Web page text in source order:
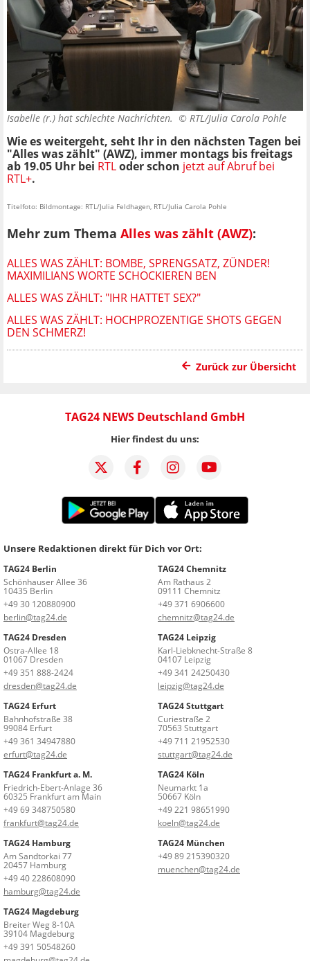
Isabelle (r.) hat schlechte Nachrichten. © RTL/Julia Carola Pohle
Wie es weitergeht, seht Ihr in den nächsten Tagen bei
"Alles was zählt" (AWZ), immer montags bis freitags
ab 19.05 Uhr bei RTLoder schon jetzt auf Abruf bei
RTL+.
Titelfoto: Bildmontage: RTL/Julia Feldhagen, RTL/Julia Carola Pohle
Mehr zum Thema Alles was zählt (AWZ):
ALLES WAS ZÄHLT: BOMBE, SPRENGSATZ, ZÜNDER!
MAXIMILIANS WORTE SCHOCKIEREN BEN
ALLES WAS ZÄHLT: "IHR HATTET SEX?"
ALLES WAS ZÄHLT: HOCHPROZENTIGE SHOTS GEGEN
DEN SCHMERZ!
Zurück zur Übersicht
TAG24 NEWS Deutschland GmbH
Hier findest du uns:
Unsere Redaktionen direkt für Dich vor Ort:
TAG24 Berlin
Schönhauser Allee 36
10435 Berlin
+49 30 120880900
berlin@tag24.de
TAG24 Chemnitz
Am Rathaus 2
09111 Chemnitz
+49 371 6906600
chemnitz@tag24.de
TAG24 Dresden
Ostra-Allee 18
01067 Dresden
+49 351 888-2424
dresden@tag24.de
TAG24 Leipzig
Karl-Liebknecht-Straße 8
04107 Leipzig
+49 341 24250430
leipzig@tag24.de
TAG24 Erfurt
Bahnhofstraße 38
99084 Erfurt
+49 361 34947880
erfurt@tag24.de
TAG24 Stuttgart
Curiestraße 2
70563 Stuttgart
+49 711 21952530
stuttgart@tag24.de
TAG24 Frankfurt a. M.
Friedrich-Ebert-Anlage 36
60325 Frankfurt am Main
+49 69 348750580
frankfurt@tag24.de
TAG24 Köln
Neumarkt 1a
50667 Köln
+49 221 98651990
koeln@tag24.de
TAG24 Hamburg
Am Sandtorkai 77
20457 Hamburg
+49 40 228608090
hamburg@tag24.de
TAG24 München
+49 89 215390320
muenchen@tag24.de
TAG24 Magdeburg
Breiter Weg 8-10A
39104 Magdeburg
+49 391 50548260